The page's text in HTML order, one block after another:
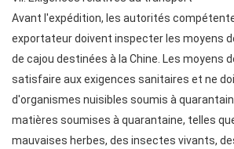
Avant l'expédition, les autorités
exportateur doivent inspecter les moyens
de cajou destinées à la Chine. Les moyens
satisfaire aux exigences sanitaires et ne
d'organismes nuisibles soumis à
matières soumises à quarantaine, telles
mauvaises herbes, des insectes vivants,